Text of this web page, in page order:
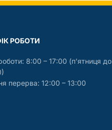
РОБОТИ
8:00 – 17:00 (п’ятниця до
перерва: 12:00 – 13:00